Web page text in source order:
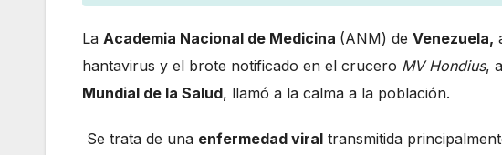
La Academia Nacional de Medicina (ANM) de Venezuela,
hantavirus y el brote notificado en el crucero MV Hondius,
Mundial de la Salud, llamó a la calma a la población.
Se trata de una enfermedad viral transmitida